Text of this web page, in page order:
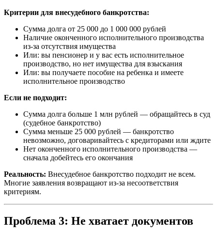
Критерии для внесудебного банкротства:
Сумма долга от 25 000 до 1 000 000 рублей
Наличие оконченного исполнительного производства
из-за отсутствия имущества
Или: вы пенсионер и у вас есть исполнительное
производство, но нет имущества для взыскания
Или: вы получаете пособие на ребенка и имеете
исполнительное производство
Если не подходит:
Сумма долга больше 1 млн рублей — обращайтесь в суд
(судебное банкротство)
Сумма меньше 25 000 рублей — банкротство
невозможно, договаривайтесь с кредиторами или ждите
Нет оконченного исполнительного производства —
сначала добейтесь его окончания
Реальность: Внесудебное банкротство подходит не всем.
Многие заявления возвращают из-за несоответствия
критериям.
Проблема 3: Не хватает документов